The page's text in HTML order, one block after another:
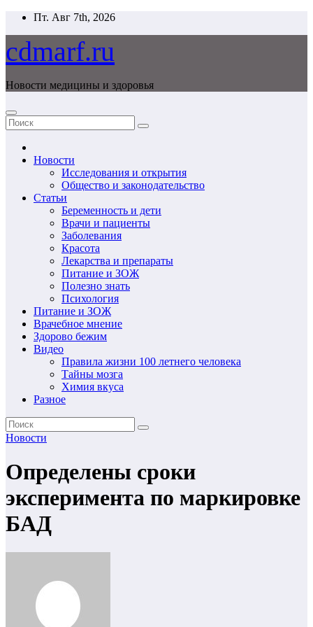
Перейти
содержимому
Пт. Авг 7th, 2026
cdmarf.ru
Новости медицины и здоровья
Новости
Исследования и открытия
Общество и законодательство
Статьи
Беременность и дети
Врачи и пациенты
Заболевания
Красота
Лекарства и препараты
Питание и ЗОЖ
Полезно знать
Психология
Питание и ЗОЖ
Врачебное мнение
Здорово бежим
Видео
Правила жизни 100 летнего человека
Тайны мозга
Химия вкуса
Разное
Новости
Определены сроки
эксперимента по маркировке
БАД